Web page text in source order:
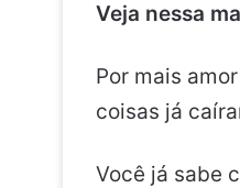
Veja nessa
Por mais
coisas já
Você já sabe